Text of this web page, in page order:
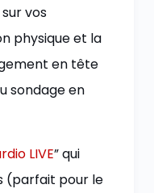
vos
physique et la
en tête
sondage en
LIVE” qui
(parfait pour le